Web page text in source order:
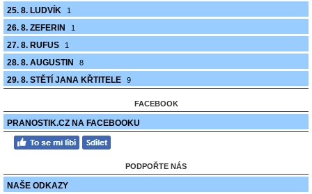
25. 8. LUDVÍK 1
26. 8. ZEFERIN 1
27. 8. RUFUS 1
28. 8. AUGUSTIN 8
29. 8. STĚTÍ JANA KŘTITELE 9
FACEBOOK
PRANOSTIK.CZ NA FACEBOOKU
PODPOŘTE NÁS
NAŠE ODKAZY